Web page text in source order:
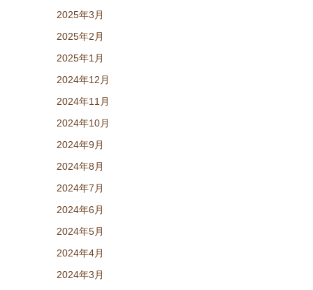
2025年3月
2025年2月
2025年1月
2024年12月
2024年11月
2024年10月
2024年9月
2024年8月
2024年7月
2024年6月
2024年5月
2024年4月
2024年3月